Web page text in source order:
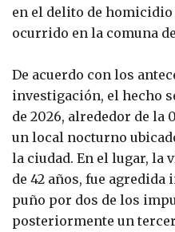
en el delito de
ocurrido en la comuna
De acuerdo con los
investigación, el hecho
de 2026, alrededor de la
un local nocturno
la ciudad. En el lugar, la
de 42 años, fue
puño por dos de los
posteriormente un